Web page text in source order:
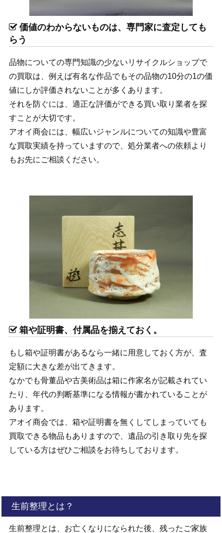
価値のわからないものは、専門家に査定しても
らう
品物についての専門知識の少ないリサイクルショップで
の買取は、例えば有名な作品でもその品物の10分の1の価
値にしか評価されないことが多くあります。
それを防ぐには、適正な評価ができる買い取り業者を探
すことが大切です。
アオイ商会には、幅広いジャンルについての知識や豊富
な買取実績を持っていますので、処分業者への依頼より
もお先にご相談ください。
箱や証明書、付属品を揃えておく。
もし箱や証明書があるなら一緒に用意しておく方が、査
定額に大きな差が出てきます。
なかでも骨董品や古美術品は箱に作家名が記載されてい
たり、年代の判断基準になる情報が書かれていることが
あります。
アオイ商会では、箱や証明書を無くしてしまっていても
買取できる物品もありますので、遺品の引き取り先を探
している方はぜひご相談をお待ちしております。
生前整理とは？
生前整理とは、お亡くなりになられた後、残ったご家族